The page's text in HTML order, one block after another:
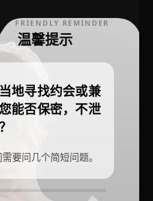
FRIENDLY REMINDER
温馨提示
地寻找约会或兼
能否保密，不泄
要问几个简短问题。